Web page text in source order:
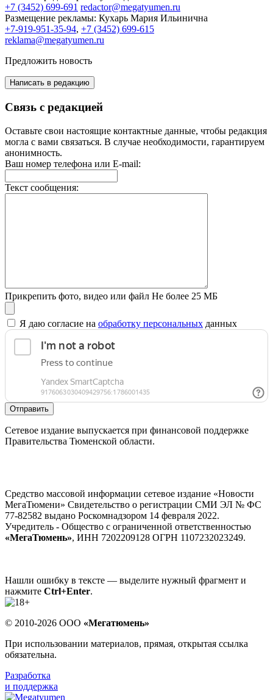
+7 (3452) 699-691 redactor@megatyumen.ru
Размещение рекламы: Кухарь Мария Ильинична
+7-919-951-35-94, +7 (3452) 699-615
reklama@megatyumen.ru
Предложить новость
Написать в редакцию
Связь с редакцией
Оставьте свои настоящие контактные данные, чтобы редакция
могла с вами связаться. В случае необходимости, гарантируем
анонимность.
Ваш номер телефона или E-mail:
Текст сообщения:
Прикрепить фото, видео или файл Не более 25 МБ
Я даю согласие на обработку персональных данных
Отправить
Сетевое издание выпускается при финансовой поддержке
Правительства Тюменской области.
Средство массовой информации сетевое издание «Новости
МегаТюмени» Свидетельство о регистрации СМИ ЭЛ № ФС
77-82582 выдано Роскомнадзором 14 февраля 2022.
Учредитель - Общество с ограниченной ответственностью
«МегаТюмень», ИНН 7202209128 ОГРН 1107232023249.
Нашли ошибку в тексте — выделите нужный фрагмент и
нажмите Ctrl+Enter.
© 2010-2026 ООО «Мегатюмень»
При использовании материалов, прямая, открытая ссылка
обязательна.
Разработка
и поддержка